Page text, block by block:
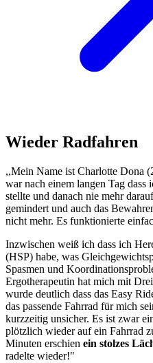
Wieder Radfahren
,,Mein Name ist Charlotte Dona
war nach einem langen Tag dass
stellte und danach nie mehr
gemindert und auch das
nicht mehr. Es funktionierte
Inzwischen weiß ich dass ich
(HSP) habe, was
Spasmen und
Ergotherapeutin hat mich mit
wurde deutlich dass das Easy
das passende Fahrrad für mich
kurzzeitig unsicher. Es ist zwar
plötzlich wieder auf ein Fahrrad
Minuten erschien ein stolzes
radelte wieder!"